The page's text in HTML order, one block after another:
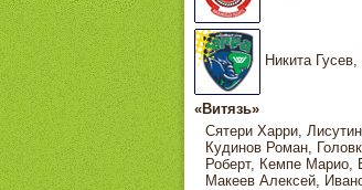
Никита
«Витязь»
Сятери Харри,
Кудинов Роман,
Роберт, Кемпе Марио,
Макеев Алексей,